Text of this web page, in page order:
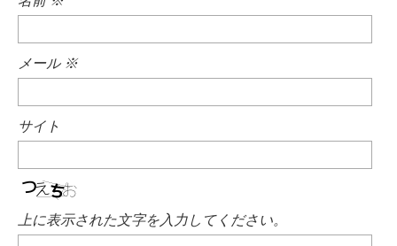
メール ※
サイト
上に表示された文字を入力してください。